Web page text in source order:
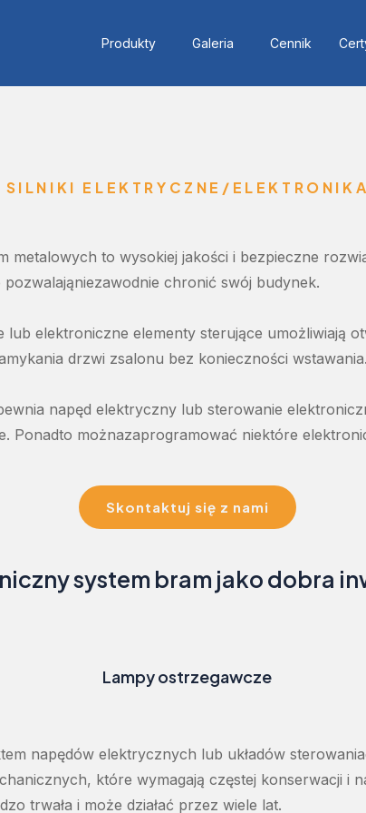
Produkty Galeria Cennik
SILNIKI ELEKTRYCZNE/ELEKTRONIKA
metalowych to wysokiej jakości i bezpieczne
pozwalająniezawodnie chronić swój budynek.
lub elektroniczne elementy sterujące umożliwiają
drzwi zsalonu bez konieczności wstawania.
napęd elektryczny lub sterowanie
. Ponadto możnazaprogramować niektóre
Skontaktuj się z nami
system bram jako dobra
Lampy ostrzegawcze
napędów elektrycznych lub układów sterowania
, które wymagają częstej konserwacji i
trwała i może działać przez wiele lat.